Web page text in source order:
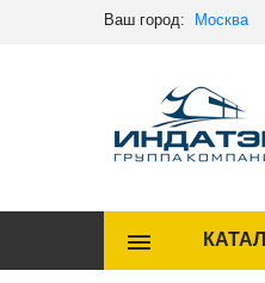
Ваш город: Москва